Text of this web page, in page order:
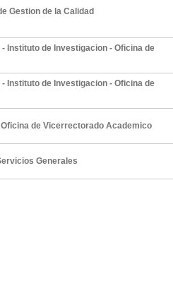
Gestion de la Calidad
Instituto de Investigacion - Oficina de
Instituto de Investigacion - Oficina de
Oficina de Vicerrectorado Academico
Generales